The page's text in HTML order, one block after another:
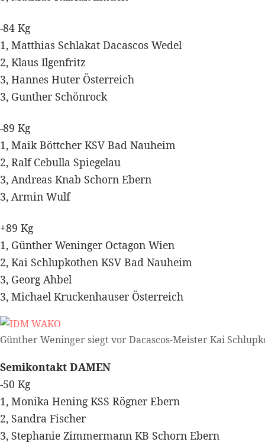
-84 Kg
1, Matthias Schlakat Dacascos Wedel
2, Klaus Ilgenfritz
3, Hannes Huter Österreich
3, Gunther Schönrock
-89 Kg
1, Maik Böttcher KSV Bad Nauheim
2, Ralf Cebulla Spiegelau
3, Andreas Knab Schorn Ebern
3, Armin Wulf
+89 Kg
1, Günther Weninger Octagon Wien
2, Kai Schlupkothen KSV Bad Nauheim
3, Georg Ahbel
3, Michael Kruckenhauser Österreich
Günther Weninger siegt vor Dacascos-Meister Kai
Semikontakt DAMEN
-50 Kg
1, Monika Hening KSS Rögner Ebern
2, Sandra Fischer
3, Stephanie Zimmermann KB Schorn Ebern